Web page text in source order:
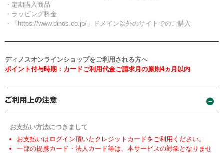
・定期購入商品
・ラッピング料金
・「https://www.dinos.co.jp/」ドメイン以外のサイトでのご購入
ディノスオンラインショップをご利用される方へ
ポイント付与時期：カードご利用代金ご請求月の原則4ヵ月以内
お支払い方法につきまして
お支払いはログイン頂いたクレジットカードをご利用ください。
一部の提携カード・法人カード等は、本サービスの対象となりませ